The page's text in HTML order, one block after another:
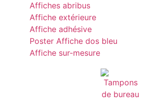
Affiches abribus
Affiche extérieure
Affiche adhésive
Poster Affiche dos bleu
Affiche sur-mesure